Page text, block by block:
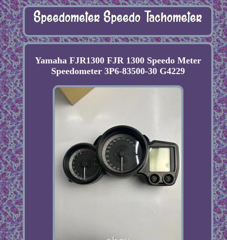
Yamaha FJR1300 FJR 1300 Speedo Meter
Speedometer 3P6-83500-30 G4229